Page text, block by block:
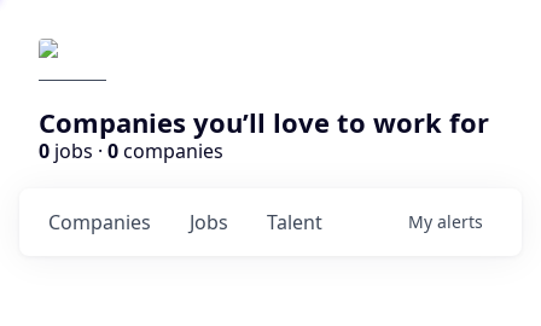
Companies you’ll love to work for
0 jobs · 0companies
Jobs
Companies Talent My alerts